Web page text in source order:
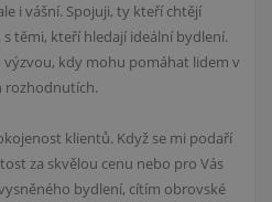
i vášní. Spojuji, ty kteří chtějí
těmi, kteří hledají ideální bydlení.
výzvou, kdy mohu pomáhat lidem v
rozhodnutích.
klientů. Když se mi podaří
za skvělou cenu nebo pro Vás
bydlení, cítím obrovské